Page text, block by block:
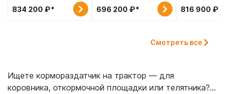
834 200 ₽* 696 200 ₽* 816 900 ₽*
Смотреть все
Ищете кормораздатчик на трактор — для
коровника, откормочной площадки или телятника?